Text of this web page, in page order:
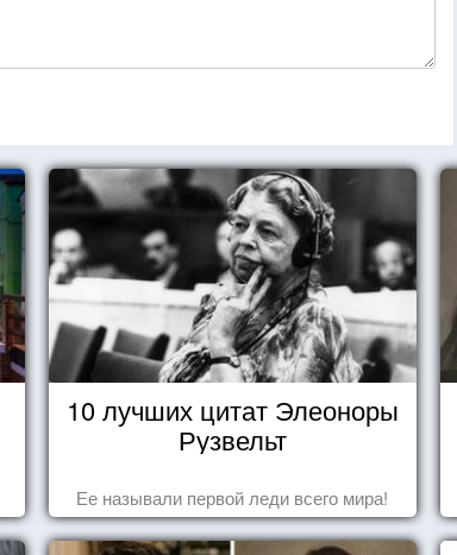
10 лучших цитат Элеоноры
Рузвельт
Ее называли первой леди всего мира!